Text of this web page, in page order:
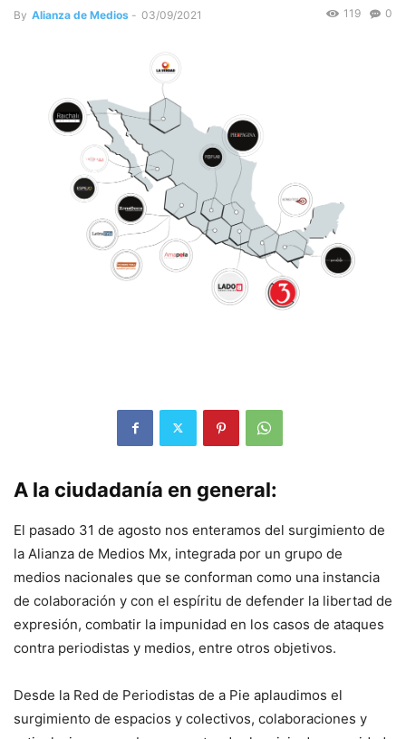
By Alianza de Medios - 03/09/2021 0
119
A la ciudadanía en general:
El pasado 31 de agosto nos enteramos del surgimiento de
la Alianza de Medios Mx, integrada por un grupo de
medios nacionales que se conforman como una instancia
de colaboración y con el espíritu de defender la libertad de
expresión, combatir la impunidad en los casos de ataques
contra periodistas y medios, entre otros objetivos.
Desde la Red de Periodistas de a Pie aplaudimos el
surgimiento de espacios y colectivos, colaboraciones y